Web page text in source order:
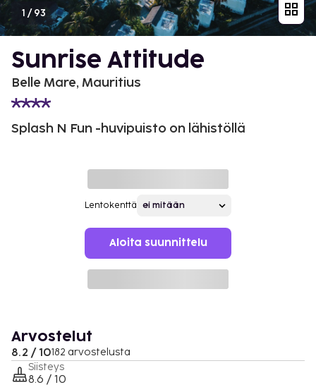
1 /93
Sunrise Attitude
Belle Mare, Mauritius
Splash N Fun -huvipuisto on lähistöllä
Lentokenttä
Aloita suunnittelu
Arvostelut
8.2 / 10182 arvostelusta
Siisteys
8.6 / 10